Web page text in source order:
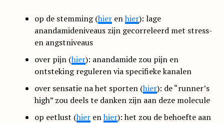
op de stemming (hierenhier): lage
anandamideniveaus zijn gecorreleerd met stress-
en angstniveaus
over pijn (hier): anandamide zou pijn en
ontsteking reguleren via specifieke kanalen
over sensatie na het sporten (hier): de “runner’s
high” zou deels te danken zijn aan deze molecule
op eetlust (hierenhier): het zou de behoefte aan